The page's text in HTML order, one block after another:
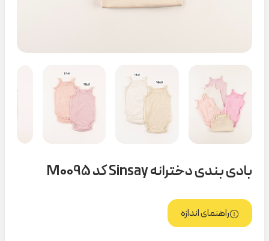
بادی بندی دخترانه Sinsay کد M0095
راهنمای اندازه